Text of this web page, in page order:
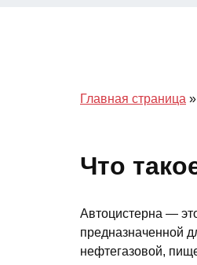
Главная страница »
Что
Автоцистерна —
предназначенной
нефтегазовой,